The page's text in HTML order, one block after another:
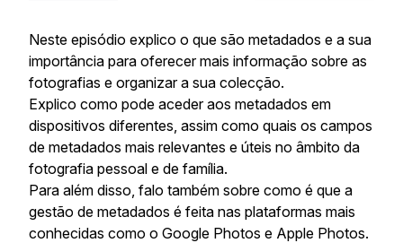
Neste episódio explico o que são metadados e a sua
importância para oferecer mais informação sobre as
fotografias e organizar a sua colecção.
Explico como pode aceder aos metadados em
dispositivos diferentes, assim como quais os campos
de metadados mais relevantes e úteis no âmbito da
fotografia pessoal e de família.
Para além disso, falo também sobre como é que a
gestão de metadados é feita nas plataformas mais
conhecidas como o Google Photos e Apple Photos.